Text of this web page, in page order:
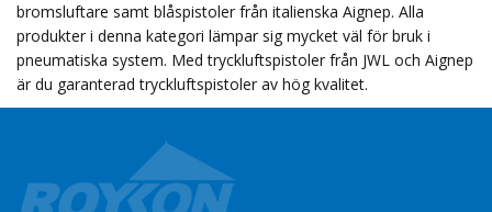
bromsluftare samt blåspistoler från italienska Aignep. Alla
produkter i denna kategori lämpar sig mycket väl för bruk i
pneumatiska system. Med tryckluftspistoler från JWL och Aignep
är du garanterad tryckluftspistoler av hög kvalitet.